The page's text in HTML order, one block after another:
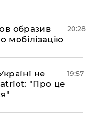
образив
мобілізацію
20:28
не
"Про це
19:57